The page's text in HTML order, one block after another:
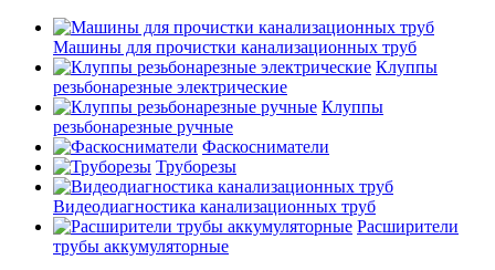
Машины для прочистки канализационных труб
Клуппы
резьбонарезные электрические
Клуппы
резьбонарезные ручные
Фаскосниматели
Труборезы
Видеодиагностика канализационных труб
Расширители
трубы аккумуляторные